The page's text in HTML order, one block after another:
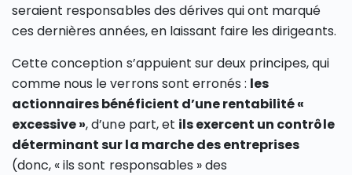
seraient responsables des dérives qui ont marqué
ces dernières années, en laissant faire les dirigeants.
Cette conception s’appuient sur deux principes, qui
comme nous le verrons sont erronés : les
actionnaires bénéficient d’une rentabilité «
excessive », d’une part, et ils exercent un contrôle
déterminant sur la marche des entreprises
(donc, « ils sont responsables » des